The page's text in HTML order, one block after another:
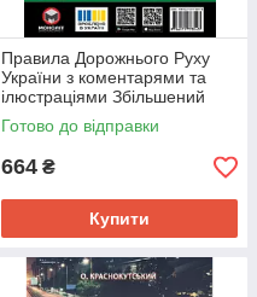
Правила Дорожнього Руху
України з коментарями та
ілюстраціями Збільшений
формат 2026
Готово до відправки
664 ₴
Купити